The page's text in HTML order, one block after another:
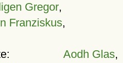
Gregor,
Franziskus,
Aodh Glas,